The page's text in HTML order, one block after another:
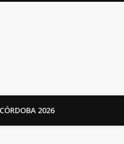
2026